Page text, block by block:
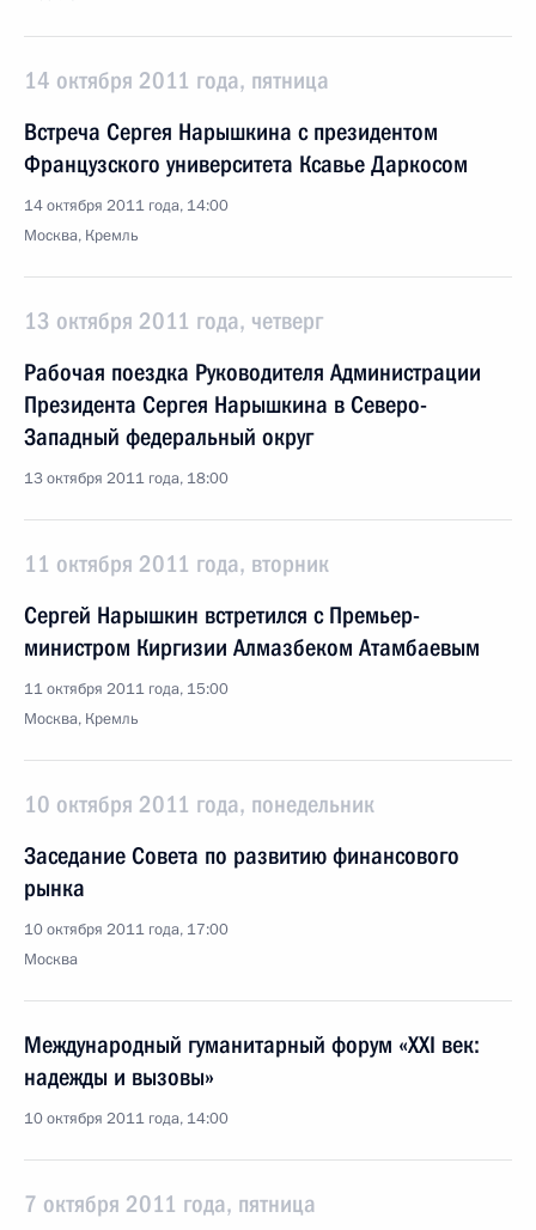
14 октября 2011 года, пятница
Встреча Сергея Нарышкина с президентом
Французского университета Ксавье Даркосом
14 октября 2011 года, 14:00
Москва, Кремль
13 октября 2011 года, четверг
Рабочая поездка Руководителя Администрации
Президента Сергея Нарышкина в Северо-
Западный федеральный округ
13 октября 2011 года, 18:00
11 октября 2011 года, вторник
Сергей Нарышкин встретился с Премьер-
министром Киргизии Алмазбеком Атамбаевым
11 октября 2011 года, 15:00
Москва, Кремль
10 октября 2011 года, понедельник
Заседание Совета по развитию финансового
рынка
10 октября 2011 года, 17:00
Москва
Международный гуманитарный форум «XXI век:
надежды и вызовы»
10 октября 2011 года, 14:00
7 октября 2011 года, пятница